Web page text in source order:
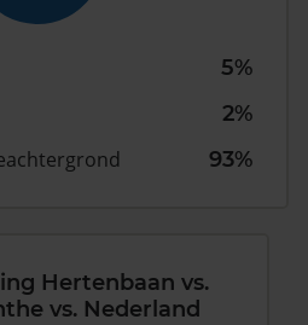
5%
2%
93%
Hertenbaan vs.
vs. Nederland